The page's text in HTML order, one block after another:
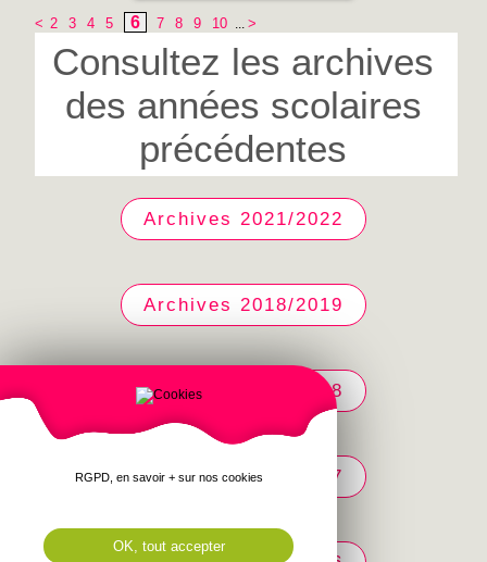
< 2 3 4 5 6 7 8 9 10 ...>
Consultez les archives
des années scolaires
précédentes
Archives 2021/2022
Archives 2018/2019
Archives 2017/2018
Archives 2016/2017
RGPD, en savoir + sur nos cookies
OK, tout accepter